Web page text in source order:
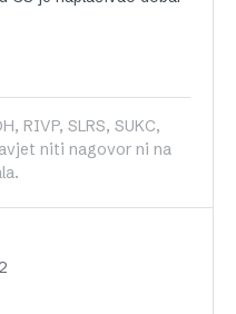
RIVP, SLRS, SUKC,
niti nagovor ni na